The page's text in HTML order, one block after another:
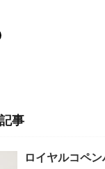
事
ロイヤルコペ